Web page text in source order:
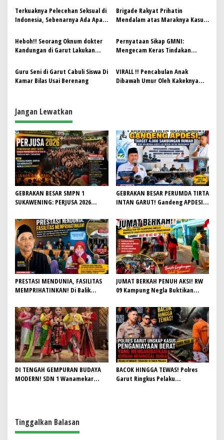
o
Garut
Terkuaknya Pelecehan Seksual di
Indonesia, Sebenarnya Ada Apa
Brigade Rakyat Prihatin
Mendalam atas Maraknya Kasus
pada Mental Dokter Spesialis
Heboh!! Seorang Oknum dokter
Kandungan di Garut Lakukan
Hamil
Pernyataan Sikap GMNI:
Mengecam Keras Tindakan
Garut
Guru Seni di Garut Cabuli Siswa Di
Kamar Bilas Usai Berenang
VIRALL !! Pencabulan Anak
Dibawah Umur Oleh Kakeknya
Jangan Lewatkan
GEBRAKAN BESAR SMPN 1
SUKAWENING: PERJUSA 2026
JIWA KEPANDUAN SISWA
GEBRAKAN BESAR PERUMDA TIRTA
INTAN GARUT! Gandeng APDESI,
Demi Wujudkan Akses Air Bersih
untuk Masyarakat
PRESTASI MENDUNIA, FASILITAS
MEMPRIHATINKAN! Di Balik
Lapangan Hoki Rusak, Masjid Tak
Lagi Mampu Tampung Jamaah,
Penjualan Seragam Ikut Jadi
Sorotan
JUMAT BERKAH PENUH AKSI! RW
09 Kampung Negla Buktikan
Slogan, Warga Bersatu Sambut
HUT RI ke-81
DI TENGAH GEMPURAN BUDAYA
MODERN! SDN 1 Wanamekar
BACOK HINGGA TEWAS! Polres
Garut Ringkus Pelaku
Tinggalkan Balasan